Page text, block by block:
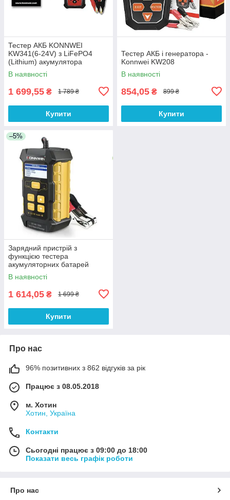
Тестер АКБ KONNWEI
KW341(6-24V) з LiFePO4
(Lithium) акумулятора
В наявності
1 699,55 ₴ 1 789 ₴
Купити
Тестер АКБ і генератора -
Konnwei KW208
В наявності
854,05 ₴ 899 ₴
Купити
–5%
Зарядний пристрій з
функцією теcтера
акумуляторних батарей
Konnwei KW510 (12V 5А, 4-
100Ah)
В наявності
1 614,05 ₴ 1 699 ₴
Купити
Про нас
96% позитивних з 862 відгуків за рік
Працює з 08.05.2018
м. Хотин
Хотин, Україна
Контакти
Сьогодні працює з 09:00 до 18:00
Показати весь графік роботи
Про нас